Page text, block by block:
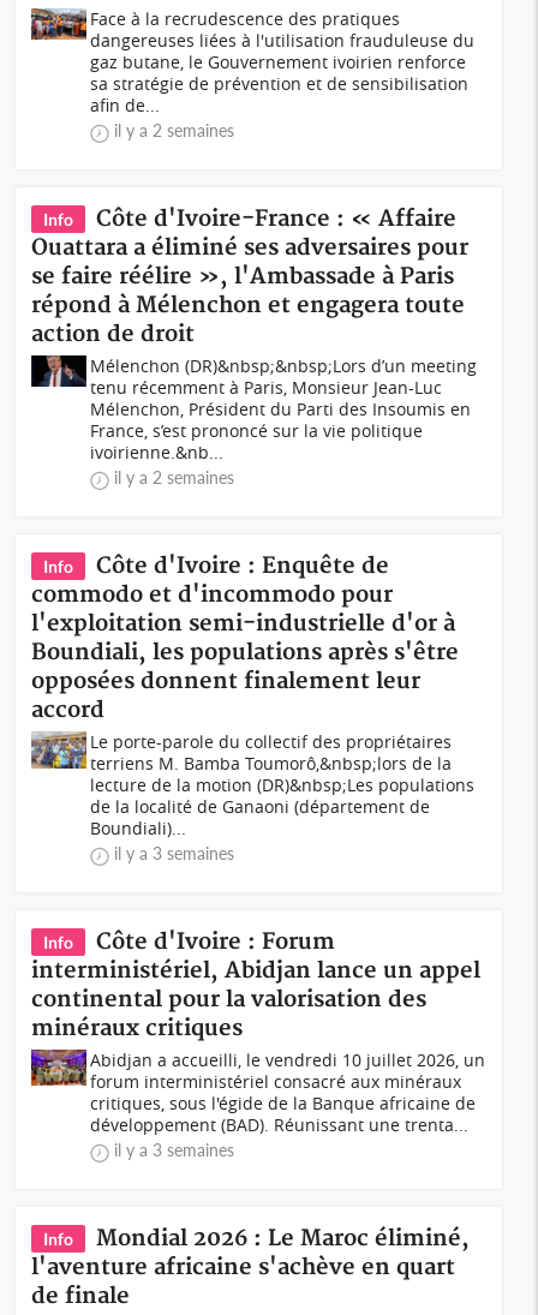
Face à la recrudescence des pratiques
dangereuses liées à l'utilisation frauduleuse du
gaz butane, le Gouvernement ivoirien renforce
sa stratégie de prévention et de sensibilisation
afin de...
il y a 2 semaines
Info
Côte d'Ivoire-France : « Affaire
Ouattara a éliminé ses adversaires pour
se faire réélire », l'Ambassade à Paris
répond à Mélenchon et engagera toute
action de droit
Mélenchon (DR)&nbsp;&nbsp;Lors d’un meeting
tenu récemment à Paris, Monsieur Jean-Luc
Mélenchon, Président du Parti des Insoumis en
France, s’est prononcé sur la vie politique
ivoirienne.&nb...
il y a 2 semaines
Info
Côte d'Ivoire : Enquête de
commodo et d'incommodo pour
l'exploitation semi-industrielle d'or à
Boundiali, les populations après s'être
opposées donnent finalement leur
accord
Le porte-parole du collectif des propriétaires
terriens M. Bamba Toumorô,&nbsp;lors de la
lecture de la motion (DR)&nbsp;Les populations
de la localité de Ganaoni (département de
Boundiali)...
il y a 3 semaines
Info
Côte d'Ivoire : Forum
interministériel, Abidjan lance un appel
continental pour la valorisation des
minéraux critiques
Abidjan a accueilli, le vendredi 10 juillet 2026, un
forum interministériel consacré aux minéraux
critiques, sous l'égide de la Banque africaine de
développement (BAD). Réunissant une trenta...
il y a 3 semaines
Info
Mondial 2026 : Le Maroc éliminé,
l'aventure africaine s'achève en quart
de finale